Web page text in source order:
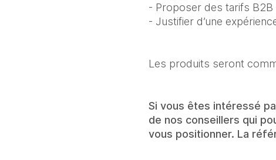
- Proposer des tarifs
- Justifier d’une
Les produits seront
Si vous êtes intéressé
de nos conseillers qui
vous positionner. La